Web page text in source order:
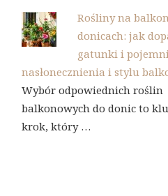
Rośliny na
donicach: jak
gatunki i
nasłonecznienia i stylu
Wybór odpowiednich roślin
balkonowych do donic to
krok, który …